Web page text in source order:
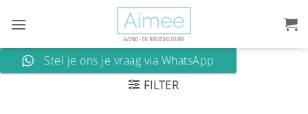
naar
Stel je ons je vraag via WhatsApp
FILTER